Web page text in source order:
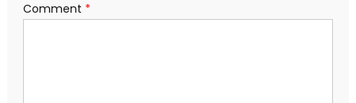
Comment *